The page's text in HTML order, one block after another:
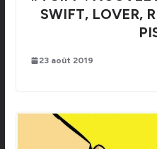
SWIFT, LOVER,
23 août 2019